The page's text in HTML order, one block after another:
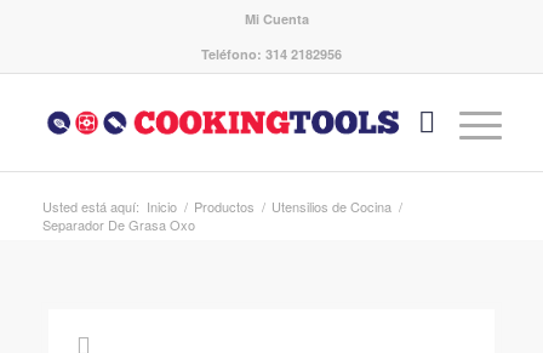
Mi Cuenta
Teléfono: 314 2182956
Usted está aquí: Inicio / Productos / Utensilios de Cocina /
Separador De Grasa Oxo